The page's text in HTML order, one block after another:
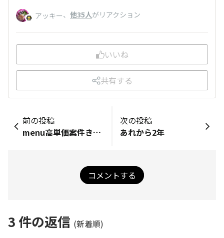
アッキー、 他35人がリアクション
いいね
共有する
前の投稿
menu高単価案件きた！
次の投稿
あれから2年
コメントする
3 件の返信 (新着順)